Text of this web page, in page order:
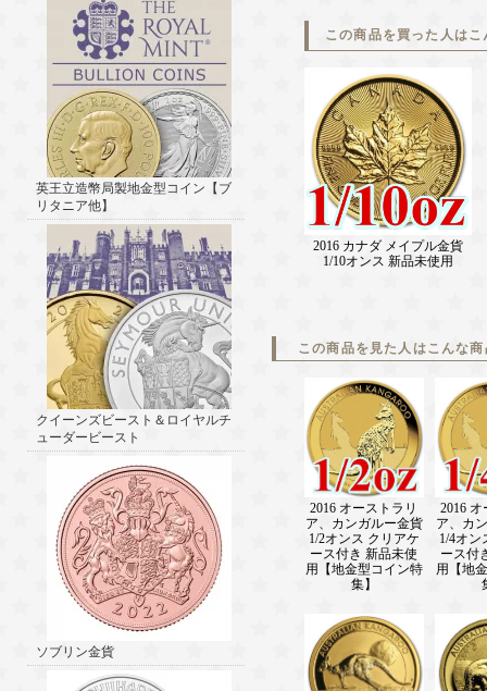
英王立造幣局製地金型コイン【ブ
リタニア他】
クイーンズビースト＆ロイヤルチ
ューダービースト
ソブリン金貨
この商品を買った人は
2016 カナダ メイプル金貨
1/10オンス 新品未使用
この商品を見た人はこんな
2016 オーストラリ
ア、カンガルー金貨
1/2オンス クリアケ
ース付き 新品未使
用【地金型コイン特
集】
2016
ア、カ
1/4オン
ース付
用【地